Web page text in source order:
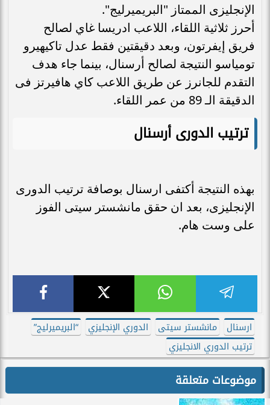
الإنجليزى الممتاز "البريميرليج".
أحرز ثلاثية اللقاء، اللاعب ادريسا غاي لصالح
فريق إيفرتون، وبعد دقيقتين فقط عدل تاكيهيرو
تومياسو النتيجة لصالح أرسنال، بينما جاء هدف
التقدم للجانرز عن طريق اللاعب كاي هافيرتز فى
الدقيقة الـ 89 من عمر اللقاء.
ترتيب الدورى أرسنال
بهذه النتيجة أكتفى ارسنال بوصافة ترتيب الدورى
الإنجليزى، بعد ان حقق مانشستر سيتى الفوز
على وست هام.
ارسنال مانشستر سيتى الدوري الإنجليزي
“البريميرليج”
ترتيب الدوري الانجليزي
موضوعات متعلقة